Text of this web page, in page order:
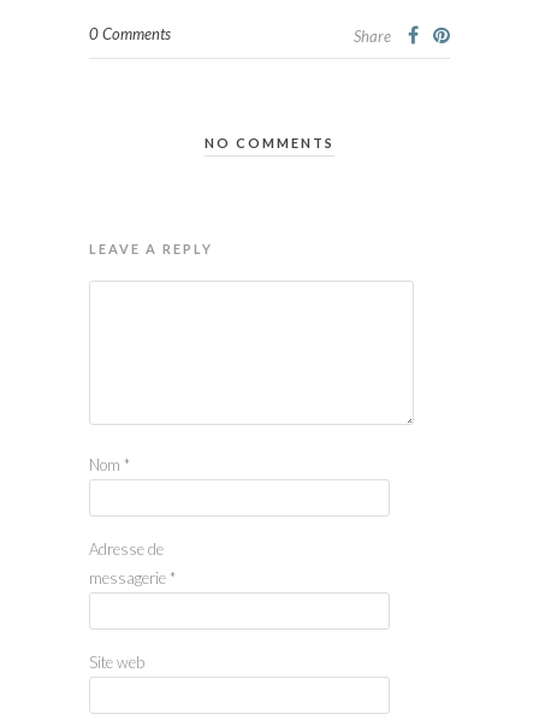
0 Comments Share
NO COMMENTS
LEAVE A REPLY
Nom *
Adresse de
messagerie *
Site web